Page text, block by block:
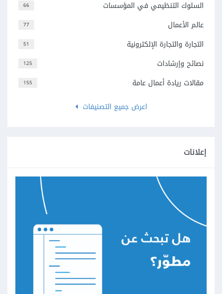
66 السلوك التنظيمي في المؤسسات
77 عالم الأعمال
51 التجارة والتجارة الإلكترونية
125 نصائح وإرشادات
155
مقالات ريادة أعمال عامة
اعرض جميع التصنيفات
إعلانات